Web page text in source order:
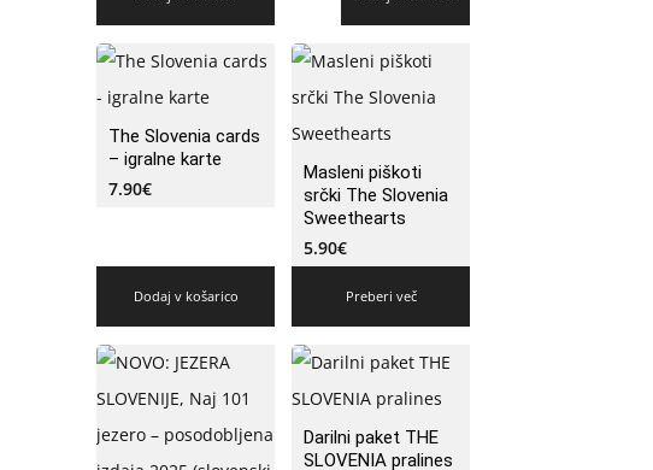
The Slovenia cards
– igralne karte
7.90€
Dodaj v košarico
Masleni piškoti
srčki The Slovenia
Sweethearts
5.90€
Preberi več
Darilni paket THE
SLOVENIA pralines